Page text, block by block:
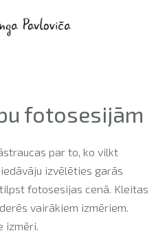
fotosesijām
par to, ko vilkt
izvēlēties garās
fotosesijas cenā. Kleitas
vairākiem izmēriem.
izmēri.